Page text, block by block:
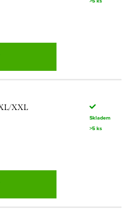
XXL
Skladem
>5 ks